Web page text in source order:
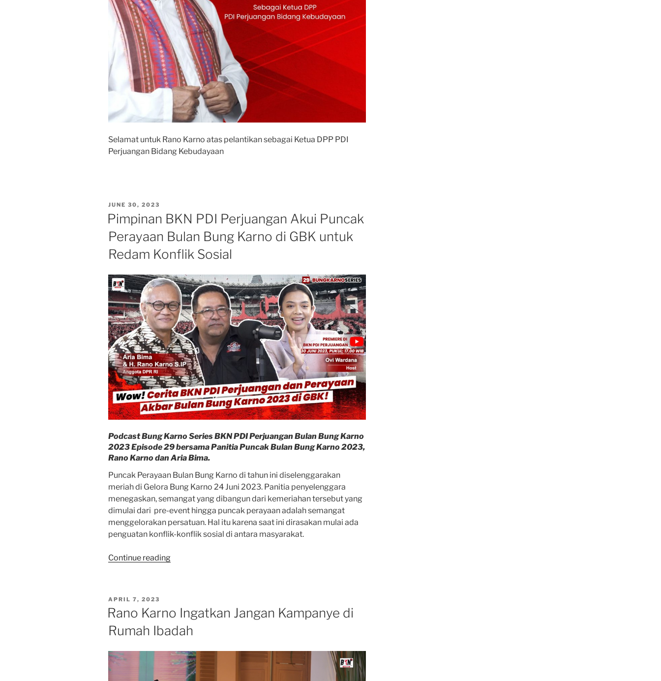
Selamat untuk Rano Karno atas pelantikan sebagai Ketua DPP PDI
Perjuangan Bidang Kebudayaan
POSTED
ON
JUNE 30, 2023
Pimpinan BKN PDI Perjuangan Akui Puncak
Perayaan Bulan Bung Karno di GBK untuk
Redam Konflik Sosial
Podcast Bung Karno Series BKN PDI Perjuangan Bulan Bung Karno
2023 Episode 29 bersama Panitia Puncak Bulan Bung Karno 2023,
Rano Karno dan Aria Bima.
Puncak Perayaan Bulan Bung Karno di tahun ini diselenggarakan
meriah di Gelora Bung Karno 24 Juni 2023. Panitia penyelenggara
menegaskan, semangat yang dibangun dari kemeriahan tersebut yang
dimulai dari pre-event hingga puncak perayaan adalah semangat
menggelorakan persatuan. Hal itu karena saat ini dirasakan mulai ada
penguatan konflik-konflik sosial di antara masyarakat.
Continue reading“Pimpinan
Puncak
Perayaan
Bung
Karno
di
POSTED
ON
APRIL 7, 2023
Rano Karno Ingatkan Jangan Kampanye di
Rumah Ibadah